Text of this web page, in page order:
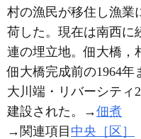
村の漁民が移住し漁業
荷した。現在は南西に
連の埋立地。佃大橋，
佃大橋完成前の1964年
大川端・リバーシティ
建設された。→佃煮
→関連項目 中央［区］